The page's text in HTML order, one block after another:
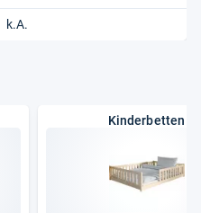
k.A.
Kinderbetten